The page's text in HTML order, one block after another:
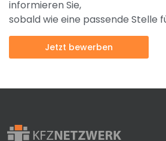
informieren Sie,
sobald wie eine passende Stelle
Jetzt bewerben